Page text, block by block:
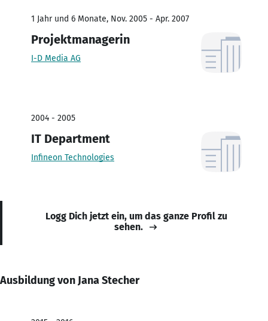
1 Jahr und 6 Monate, Nov. 2005 - Apr. 2007
Projektmanagerin
I-D Media AG
2004 - 2005
IT Department
Infineon Technologies
Logg Dich jetzt ein, um das ganze Profil zu
sehen.
Ausbildung von Jana Stecher